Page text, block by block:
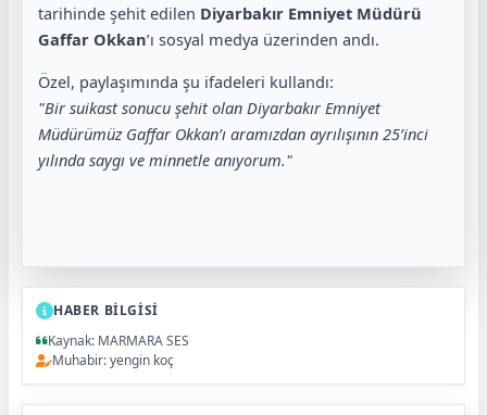
tarihinde şehit edilen Diyarbakır Emniyet Müdürü
Gaffar Okkan’ı sosyal medya üzerinden andı.
Özel, paylaşımında şu ifadeleri kullandı:
"Bir suikast sonucu şehit olan Diyarbakır Emniyet
Müdürümüz Gaffar Okkan’ı aramızdan ayrılışının 25’inci
yılında saygı ve minnetle anıyorum."
HABER BİLGİSİ
Kaynak: MARMARA SES
Muhabir: yengin koç